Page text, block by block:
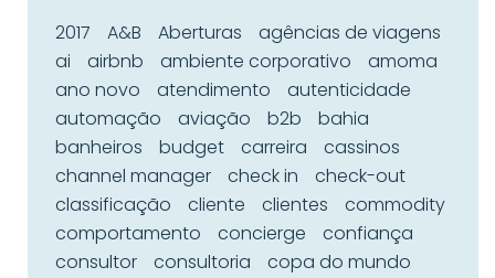
2017 A&B Aberturas
agências de viagens
ai
airbnb ambiente corporativo
amoma
ano novo
atendimento
autenticidade
automação
aviação b2b
bahia
banheiros
budget carreira
cassinos
channel manager
check in
check-out
classificação
cliente clientes
commodity
comportamento
concierge
confiança
consultor
consultoria copa do mundo